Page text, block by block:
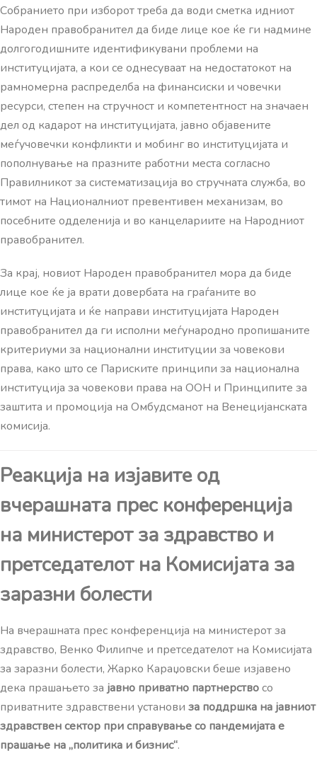
Собранието при изборот треба да води сметка идниот
Народен правобранител да биде лице кое ќе ги надмине
долгогодишните идентификувани проблеми на
институцијата, а кои се однесуваат на недостатокот на
рамномерна распределба на финансиски и човечки
ресурси, степен на стручност и компетентност на значаен
дел од кадарот на институцијата, јавно објавените
меѓучовечки конфликти и мобинг во институцијата и
пополнување на празните работни места согласно
Правилникот за систематизација во стручната служба, во
тимот на Националниот превентивен механизам, во
посебните одделенија и во канцелариите на Народниот
правобранител.
За крај, новиот Народен правобранител мора да биде
лице кое ќе ја врати довербата на граѓаните во
институцијата и ќе направи институцијата Народен
правобранител да ги исполни меѓународно пропишаните
критериуми за национални институции за човекови
права, како што се Париските принципи за национална
институција за човекови права на ООН и Принципите за
заштита и промоција на Омбудсманот на Венецијанската
комисија.
Реакција на изјавите од
вчерашната прес конференција
на министерот за здравство и
претседателот на Комисијата за
заразни болести
На вчерашната прес конференција на министерот за
здравство, Венко Филипче и претседателот на Комисијата
за заразни болести, Жарко Караџовски беше изјавено
дека прашањето за јавно приватно партнерствосо
приватните здравствени установи за поддршка на јавниот
здравствен сектор при справување со пандемијата е
прашање на „политика и бизнис“.